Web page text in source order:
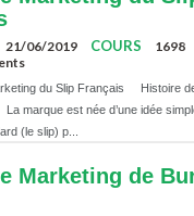
21/06/2019 COURS
1698
du Slip Français Histoire
marque est née d’une idée
(le slip) p...
Marketing de